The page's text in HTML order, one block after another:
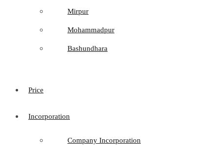
Mirpur
Mohammadpur
Bashundhara
Price
Incorporation
Company Incorporation